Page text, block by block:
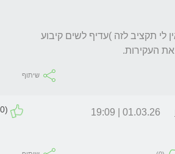
העקירות.
שיתוף
01.03.26 | 19:09
(0)